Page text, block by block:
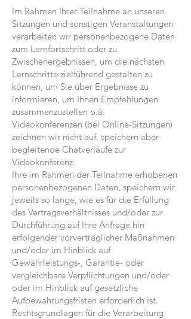
Im Rahmen Ihrer Teilnahme an unseren
Sitzungen und sonstigen Veranstaltungen
verarbeiten wir personenbezogene Daten
zum Lernfortschritt oder zu
Zwischenergebnissen, um die nächsten
Lernschritte zielführend gestalten zu
können, um Sie über Ergebnisse zu
informieren, um Ihnen Empfehlungen
zusammenzustellen o.ä.
Videokonferenzen (bei Online-Sitzungen)
zeichnen wir nicht auf, speichern aber
begleitende Chatverläufe zur
Videokonferenz.
Ihre im Rahmen der Teilnahme erhobenen
personenbezogenen Daten, speichern wir
jeweils so lange, wie es für die Erfüllung
des Vertragsverhältnisses und/oder zur
Durchführung auf Ihre Anfrage hin
erfolgender vorvertraglicher Maßnahmen
und/oder im Hinblick auf
Gewährleistungs-, Garantie- oder
vergleichbare Verpflichtungen und/oder
oder im Hinblick auf gesetzliche
Aufbewahrungsfristen erforderlich ist.
Rechtsgrundlagen für die Verarbeitung